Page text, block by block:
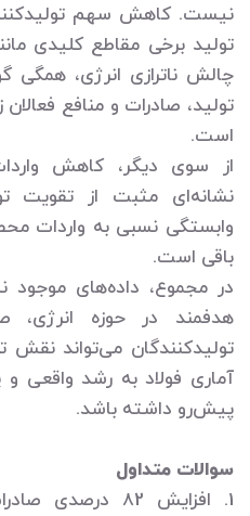
نیست. کاهش سهم
تولید برخی مقاطع کلیدی
چالش ناترازی انرژی، همگی
تولید، صادرات و منافع فعالان
است.
از سوی دیگر، کاهش
نشانه‌ای مثبت از تقویت
وابستگی نسبی به واردات
باقی است.
در مجموع، داده‌های
هدفمند در حوزه انرژی،
تولیدکنندگان می‌تواند نقش
آماری فولاد به رشد واقعی
پیش‌رو داشته باشد.
سوالات متداول
1. افزایش 82